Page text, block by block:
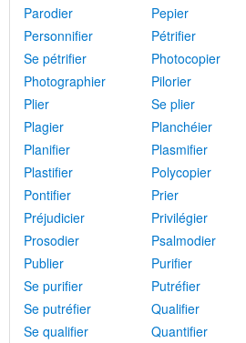
Parodier
Pepier
Personnifier
Pétrifier
Se pétrifier
Photocopier
Photographier
Pilorier
Plier
Se plier
Plagier
Planchéier
Planifier
Plasmifier
Plastifier
Polycopier
Pontifier
Prier
Préjudicier
Privilégier
Prosodier
Psalmodier
Publier
Purifier
Se purifier
Putréfier
Se putréfier
Qualifier
Se qualifier
Quantifier